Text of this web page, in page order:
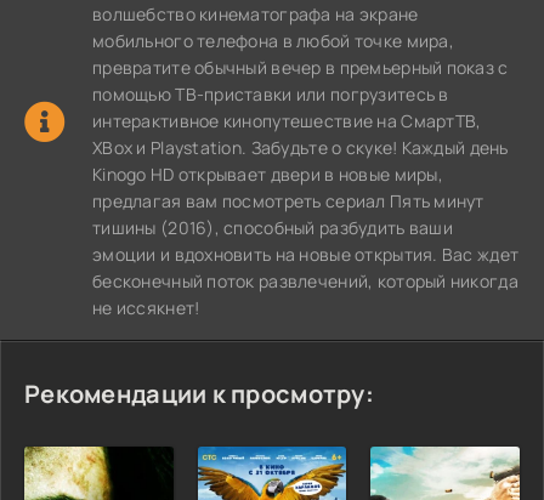
волшебство кинематографа на экране
мобильного телефона в любой точке мира,
превратите обычный вечер в премьерный показ с
помощью ТВ-приставки или погрузитесь в
интерактивное кинопутешествие на СмартТВ,
XBox и Playstation. Забудьте о скуке! Каждый день
Kinogo HD открывает двери в новые миры,
предлагая вам посмотреть сериал Пять минут
тишины (2016), способный разбудить ваши
эмоции и вдохновить на новые открытия. Вас ждет
бесконечный поток развлечений, который никогда
не иссякнет!
Рекомендации к просмотру: